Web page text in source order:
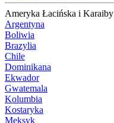
Ameryka Łacińska i Karaiby
Argentyna
Boliwia
Brazylia
Chile
Dominikana
Ekwador
Gwatemala
Kolumbia
Kostaryka
Meksyk